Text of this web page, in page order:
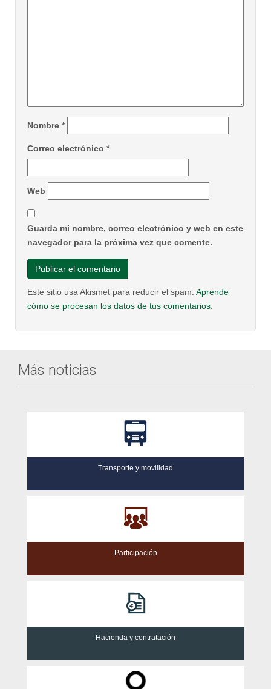
Nombre *
Correo electrónico *
Web
Guarda mi nombre, correo electrónico y web en este
navegador para la próxima vez que comente.
Este sitio usa Akismet para reducir el spam. Aprende
cómo se procesan los datos de tus comentarios.
Más noticias
Transporte y movilidad
Participación
Hacienda y contratación